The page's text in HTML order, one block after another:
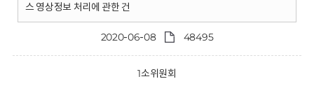
스 영상정보 처리에 관한 건
2020-06-08 48495
1소위원회